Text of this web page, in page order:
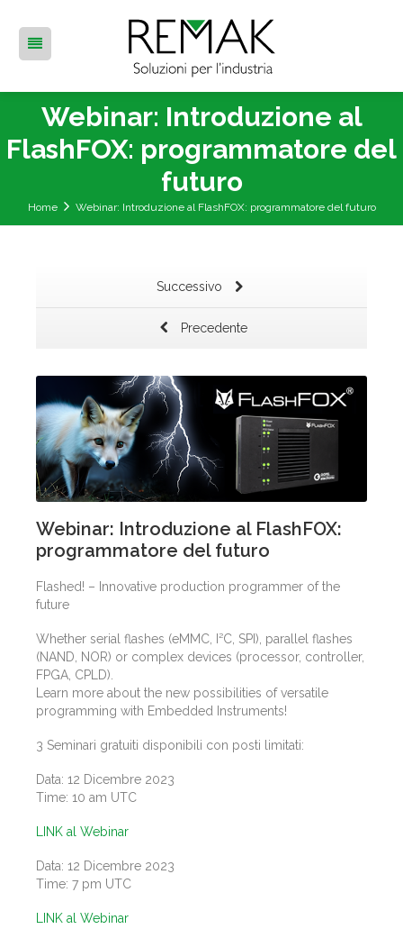
Webinar: Introduzione al
FlashFOX: programmatore del
futuro
Home Webinar: Introduzione al FlashFOX: programmatore del futuro
Successivo
Precedente
Webinar: Introduzione al FlashFOX:
programmatore del futuro
Flashed! – Innovative production programmer of the
future
Whether serial flashes (eMMC, I²C, SPI), parallel flashes
(NAND, NOR) or complex devices (processor, controller,
FPGA, CPLD).
Learn more about the new possibilities of versatile
programming with Embedded Instruments!
3 Seminari gratuiti disponibili con posti limitati:
Data: 12 Dicembre 2023
Time: 10 am UTC
LINK al Webinar
Data: 12 Dicembre 2023
Time: 7 pm UTC
LINK al Webinar